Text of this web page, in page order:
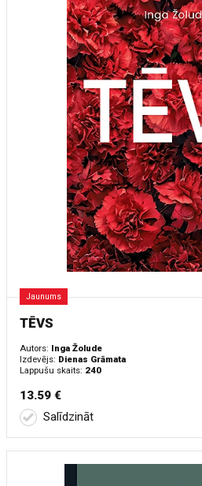
Jaunums
TĒVS
Autors: Inga Žolude
Izdevējs: Dienas Grāmata
Lappušu skaits: 240
13.59 €
Salīdzināt